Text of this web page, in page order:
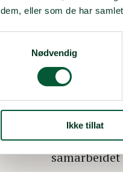
dem, eller som de har
Nødvendig
Ikke tillat
Dette er
hjelpe når
Den
prehospital